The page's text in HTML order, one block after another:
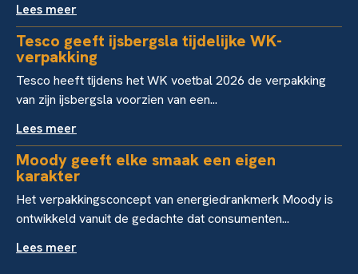
Lees meer
Tesco geeft ijsbergsla tijdelijke WK-
verpakking
Tesco heeft tijdens het WK voetbal 2026 de verpakking
van zijn ijsbergsla voorzien van een...
Lees meer
Moody geeft elke smaak een eigen
karakter
Het verpakkingsconcept van energiedrankmerk Moody is
ontwikkeld vanuit de gedachte dat consumenten...
Lees meer